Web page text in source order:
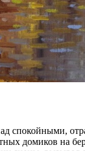
спокойными,
домиков на